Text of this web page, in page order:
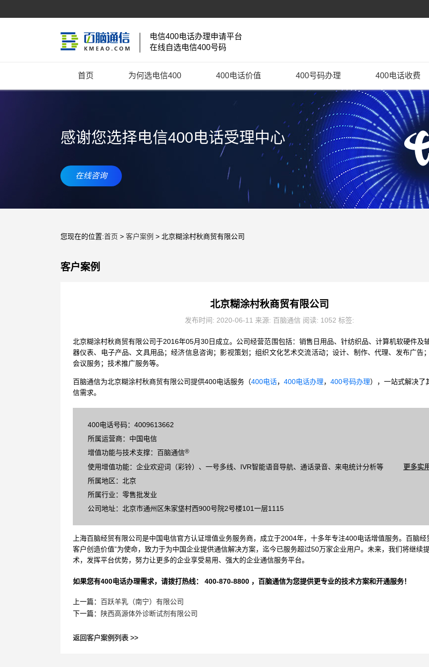
电信400电话办理申请平台
在线自选电信400号码
首页 为何选电信400 400电话价值 400号码办理 400电话收费
感谢您选择电信400电话受理中心
在线咨询
您现在的位置:首页 > 客户案例 > 北京糊涂村秋商贸有限公司
客户案例
北京糊涂村秋商贸有限公司
发布时间: 2020-06-11 来源: 百脑通信 阅读: 1052 标签:
北京糊涂村秋商贸有限公司于2016年05月30日成立。公司经营范围包括：销售日用品、针纺织品、计算机软硬件及
器仪表、电子产品、文具用品；经济信息咨询；影视策划；组织文化艺术交流活动；设计、制作、代理、发布广告；
会议服务；技术推广服务等。
百脑通信为北京糊涂村秋商贸有限公司提供400电话服务（400电话， 400电话办理， 400号码办理），一站式解决了
信需求。
400电话号码：4009613662
所属运营商：中国电信
增值功能与技术支撑：百脑通信®
使用增值功能：企业欢迎词（彩铃）、一号多线、IVR智能语音导航、通话录音、来电统计分析等
更多实
所属地区：北京
所属行业：零售批发业
公司地址：北京市通州区朱家垡村西900号院2号楼101一层1115
上海百脑经贸有限公司是中国电信官方认证增值业务服务商，成立于2004年，十多年专注400电话增值服务。百脑经
客户创造价值”为使命，致力于为中国企业提供通信解决方案，迄今已服务超过50万家企业用户。未来，我们将继续
术，发挥平台优势，努力让更多的企业享受易用、强大的企业通信服务平台。
如果您有400电话办理需求，请拨打热线： 400-870-8800 ， 百脑通信为您提供更专业的技术方案和开通服务！
上一篇： 百跃羊乳（南宁）有限公司
下一篇：
陕西高源体外诊断试剂有限公司
返回客户案例列表 >>